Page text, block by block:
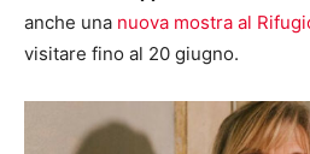
anche una nuova mostra al
visitare fino al 20 giugno.